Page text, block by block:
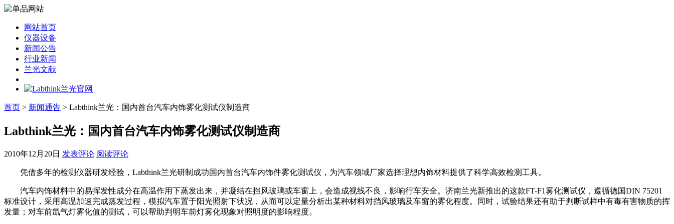
网站首页
仪器设备
新闻公告
行业新闻
兰光文献
首页 > 新闻通告 > Labthink兰光：国内首台汽车内饰雾化测试仪制造商
Labthink兰光：国内首台汽车内饰雾化测试仪制造商
2010年12月20日 发表评论 阅读评论
凭借多年的检测仪器研发经验，Labthink兰光研制成功国内首台汽车内饰件雾化测试仪，为汽车领域厂家选择理想内饰材料提供了科学高效检测工具。
汽车内饰材料中的易挥发性成分在高温作用下蒸发出来，并凝结在挡风玻璃或车窗上，会造成视线不良，影响行车安全。济南兰光新推出的这款FT-F1雾化测试仪，遵循德国DIN 75201
标准设计，采用高温加速完成蒸发过程，模拟汽车置于阳光照射下状况，从而可以定量分析出某种材料对挡风玻璃及车窗的雾化程度。同时，试验结果还有助于判断试样中有毒有害物质的挥
发量；对车前氙气灯雾化值的测试，可以帮助判明车前灯雾化现象对照明度的影响程度。